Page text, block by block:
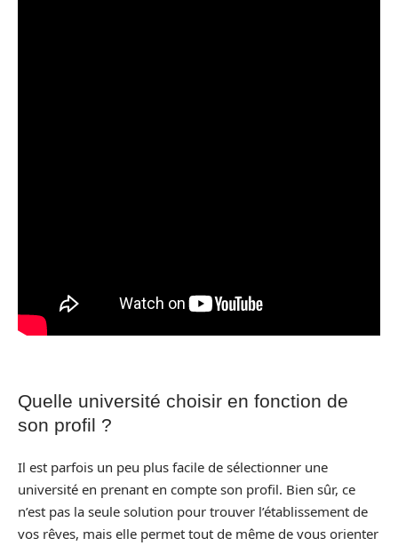
Quelle université choisir en fonction de
son profil ?
Il est parfois un peu plus facile de sélectionner une
université en prenant en compte son profil. Bien sûr, ce
n’est pas la seule solution pour trouver l’établissement de
vos rêves, mais elle permet tout de même de vous orienter